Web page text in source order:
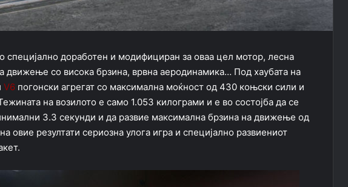
специјално доработен и модифициран за оваа цел мотор, лесна
движење со висока брзина, врвна аеродинамика… Под хаубата на
V6 погонски агрегат со максимална моќност од 430 коњски сили и
на возилото е само 1.053 килограми и е во состојба да се
3.3 секунди и да развие максимална брзина на движење од
овие резултати сериозна улога игра и специјално развиениот